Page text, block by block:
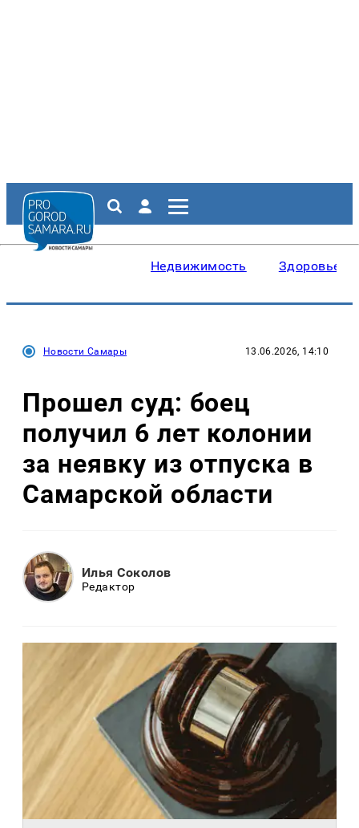
Недвижимость Здоровье
Новости Самары 13.06.2026, 14:10
Прошел суд: боец
получил 6 лет колонии
за неявку из отпуска в
Самарской области
Илья Соколов
Редактор